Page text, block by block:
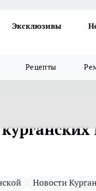
Эксклюзивы
Рецепты
Новости